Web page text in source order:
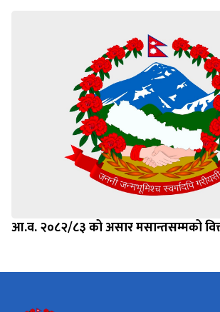
आ.व. २०८२/८३ को असार मसान्तसम्मको